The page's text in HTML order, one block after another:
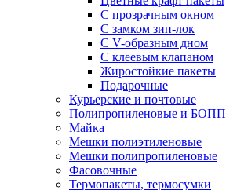
С прозрачным окном
С замком зип-лок
С V-образным дном
С клеевым клапаном
Жиростойкие пакеты
Подарочные
Курьерские и почтовые
Полипропиленовые и БОПП
Майка
Мешки полиэтиленовые
Мешки полипропиленовые
Фасовочные
Термопакеты, термосумки